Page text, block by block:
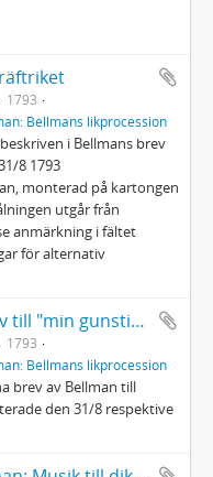
1793
Bellmans likprocession
i Bellmans brev
8 1793
monterad på kartongen
utgår från
anmärkning i fältet
för alternativ
C.M. Bellmans brev till "min gunstiga Fru"
1793
Bellmans likprocession
brev av Bellman till
den 31/8 respektive